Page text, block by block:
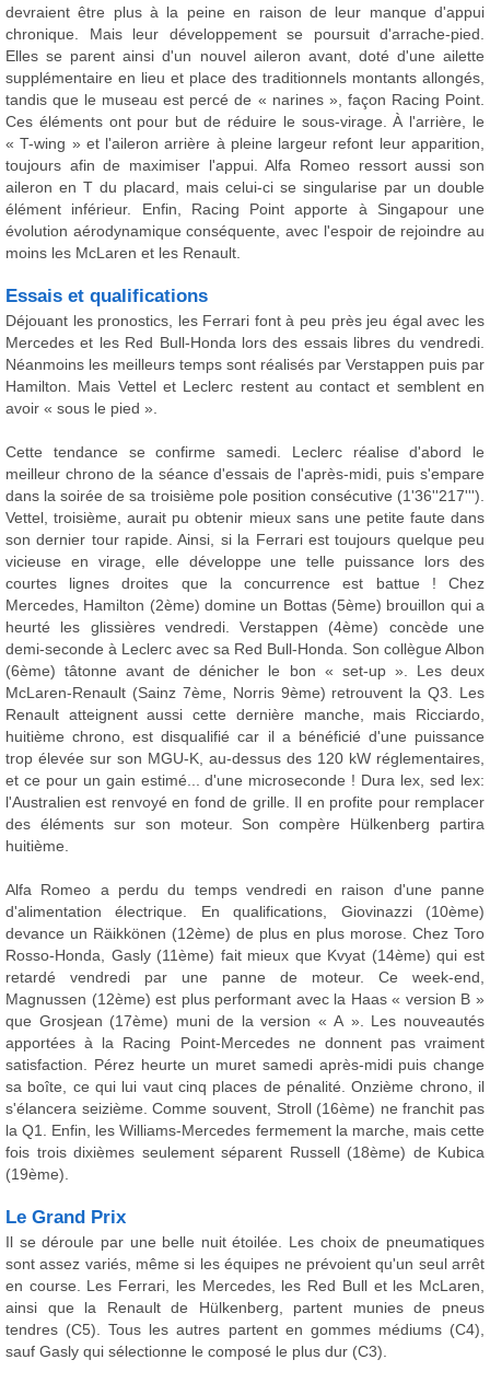
devraient être plus à la peine en raison de leur manque d'appui
chronique. Mais leur développement se poursuit d'arrache-pied.
Elles se parent ainsi d'un nouvel aileron avant, doté d'une ailette
supplémentaire en lieu et place des traditionnels montants allongés,
tandis que le museau est percé de « narines », façon Racing Point.
Ces éléments ont pour but de réduire le sous-virage. À l'arrière, le
« T-wing » et l'aileron arrière à pleine largeur refont leur apparition,
toujours afin de maximiser l'appui. Alfa Romeo ressort aussi son
aileron en T du placard, mais celui-ci se singularise par un double
élément inférieur. Enfin, Racing Point apporte à Singapour une
évolution aérodynamique conséquente, avec l'espoir de rejoindre au
moins les McLaren et les Renault.
Essais et qualifications
Déjouant les pronostics, les Ferrari font à peu près jeu égal avec les
Mercedes et les Red Bull-Honda lors des essais libres du vendredi.
Néanmoins les meilleurs temps sont réalisés par Verstappen puis par
Hamilton. Mais Vettel et Leclerc restent au contact et semblent en
avoir « sous le pied ».
Cette tendance se confirme samedi. Leclerc réalise d'abord le
meilleur chrono de la séance d'essais de l'après-midi, puis s'empare
dans la soirée de sa troisième pole position consécutive (1'36''217''').
Vettel, troisième, aurait pu obtenir mieux sans une petite faute dans
son dernier tour rapide. Ainsi, si la Ferrari est toujours quelque peu
vicieuse en virage, elle développe une telle puissance lors des
courtes lignes droites que la concurrence est battue ! Chez
Mercedes, Hamilton (2ème) domine un Bottas (5ème) brouillon qui a
heurté les glissières vendredi. Verstappen (4ème) concède une
demi-seconde à Leclerc avec sa Red Bull-Honda. Son collègue Albon
(6ème) tâtonne avant de dénicher le bon « set-up ». Les deux
McLaren-Renault (Sainz 7ème, Norris 9ème) retrouvent la Q3. Les
Renault atteignent aussi cette dernière manche, mais Ricciardo,
huitième chrono, est disqualifié car il a bénéficié d'une puissance
trop élevée sur son MGU-K, au-dessus des 120 kW réglementaires,
et ce pour un gain estimé... d'une microseconde ! Dura lex, sed lex:
l'Australien est renvoyé en fond de grille. Il en profite pour remplacer
des éléments sur son moteur. Son compère Hülkenberg partira
huitième.
Alfa Romeo a perdu du temps vendredi en raison d'une panne
d'alimentation électrique. En qualifications, Giovinazzi (10ème)
devance un Räikkönen (12ème) de plus en plus morose. Chez Toro
Rosso-Honda, Gasly (11ème) fait mieux que Kvyat (14ème) qui est
retardé vendredi par une panne de moteur. Ce week-end,
Magnussen (12ème) est plus performant avec la Haas « version B »
que Grosjean (17ème) muni de la version « A ». Les nouveautés
apportées à la Racing Point-Mercedes ne donnent pas vraiment
satisfaction. Pérez heurte un muret samedi après-midi puis change
sa boîte, ce qui lui vaut cinq places de pénalité. Onzième chrono, il
s'élancera seizième. Comme souvent, Stroll (16ème) ne franchit pas
la Q1. Enfin, les Williams-Mercedes fermement la marche, mais cette
fois trois dixièmes seulement séparent Russell (18ème) de Kubica
(19ème).
Le Grand Prix
Il se déroule par une belle nuit étoilée. Les choix de pneumatiques
sont assez variés, même si les équipes ne prévoient qu'un seul arrêt
en course. Les Ferrari, les Mercedes, les Red Bull et les McLaren,
ainsi que la Renault de Hülkenberg, partent munies de pneus
tendres (C5). Tous les autres partent en gommes médiums (C4),
sauf Gasly qui sélectionne le composé le plus dur (C3).